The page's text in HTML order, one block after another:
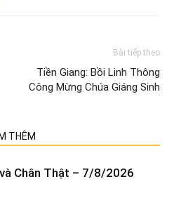
Bài tiếp theo
Tiền Giang: Bồi Linh Thông
Công Mừng Chúa Giáng Sinh
THÊM
Chân Thật – 7/8/2026